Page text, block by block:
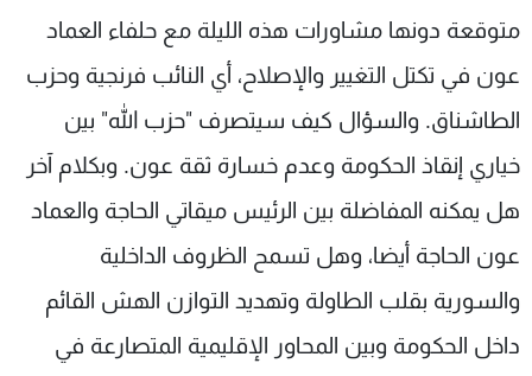
متوقعة دونها مشاورات هذه الليلة مع حلفاء العماد
عون في تكتل التغيير والإصلاح، أي النائب فرنجية وحزب
الطاشناق. والسؤال كيف سيتصرف "حزب الله" بين
خياري إنقاذ الحكومة وعدم خسارة ثقة عون. وبكلام آخر
هل يمكنه المفاضلة بين الرئيس ميقاتي الحاجة والعماد
عون الحاجة أيضا، وهل تسمح الظروف الداخلية
والسورية بقلب الطاولة وتهديد التوازن الهش القائم
داخل الحكومة وبين المحاور الإقليمية المتصارعة في